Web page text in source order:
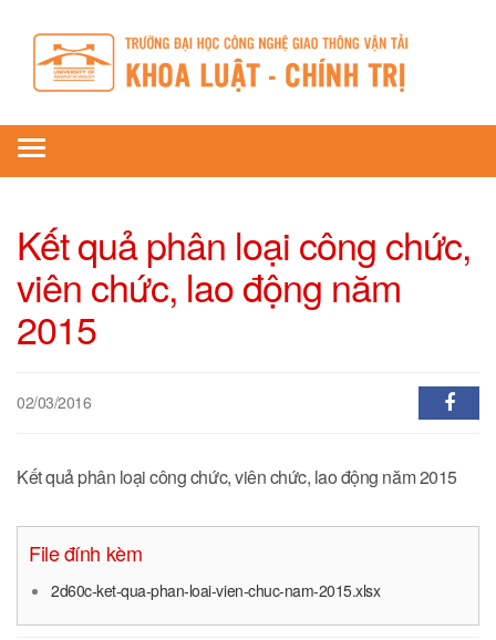
Toggle
navigation
Kết quả phân loại công chức,
viên chức, lao động năm
2015
02/03/2016
Kết quả phân loại công chức, viên chức, lao động năm 2015
File đính kèm
2d60c-ket-qua-phan-loai-vien-chuc-nam-2015.xlsx